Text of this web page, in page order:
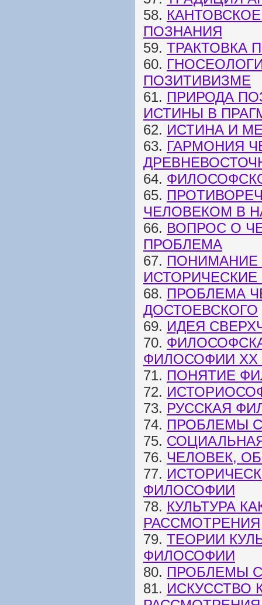
58.
ПОЗНАНИЯ
59. ТРАКТОВКА
60.
ПОЗИТИВИЗМЕ
61. ПРИРОДА
ИСТИНЫ В
62. ИСТИНА И
63. ГАРМОНИЯ
64.
65.
ЧЕЛОВЕКОМ В
66. ВОПРОС О
ПРОБЛЕМА
67. ПОНИМАНИЕ
68. ПРОБЛЕМА
ДОСТОЕВСКОГО
69. ИДЕЯ
70.
ФИЛОСОФИИ XX
71. ПОНЯТИЕ
72.
73. РУССКАЯ
74. ПРОБЛЕМЫ
75.
76. ЧЕЛОВЕК,
77.
ФИЛОСОФИИ
78. КУЛЬТУРА
РАССМОТРЕНИЯ
79. ТЕОРИИ
ФИЛОСОФИИ
80. ПРОБЛЕМЫ
81. ИСКУССТВО